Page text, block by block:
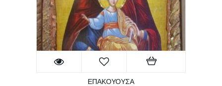
ΕΠΑΚΟΥΟΥΣΑ